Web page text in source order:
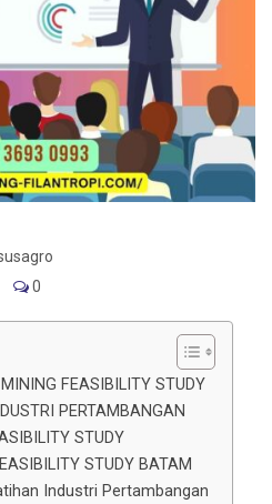
0
FEASIBILITY STUDY
PERTAMBANGAN
STUDY
STUDY BATAM
Industri Pertambangan